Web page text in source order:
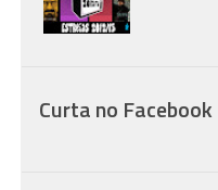
Curta no Facebook